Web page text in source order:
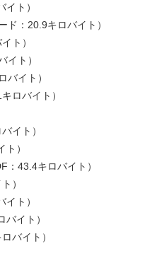
イト）
ド：20.9キロバイト）
ト）
イト）
バイト）
ロバイト）
イト）
ト）
：43.4キロバイト）
）
イト）
バイト）
バイト）